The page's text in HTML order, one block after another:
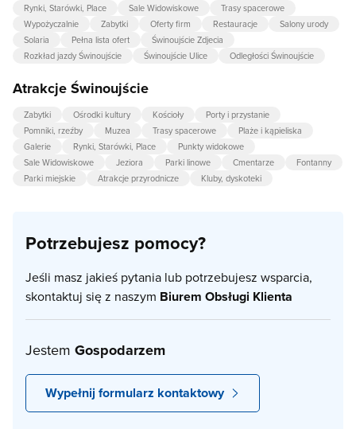
Rynki, Starówki, Place
Sale Widowiskowe
Trasy spacerowe
Wypożyczalnie
Zabytki Oferty firm Restauracje
Salony urody
Solaria
Pełna lista ofert
Świnoujście Zdjecia
Rozkład jazdy Świnoujście
Świnoujście Ulice Odległości Świnoujście
Atrakcje Świnoujście
Zabytki Ośrodki kultury Kościoły
Porty i przystanie
Pomniki, rzeźby
Muzea Trasy spacerowe
Plaże i kąpieliska
Galerie
Rynki, Starówki, Place
Punkty widokowe
Sale Widowiskowe
Jeziora Parki linowe Cmentarze
Fontanny
Parki miejskie
Atrakcje przyrodnicze Kluby, dyskoteki
Potrzebujesz pomocy?
Jeśli masz jakieś pytania lub potrzebujesz wsparcia,
skontaktuj się z naszym Biurem Obsługi Klienta
Jestem Gospodarzem
Wypełnij formularz kontaktowy